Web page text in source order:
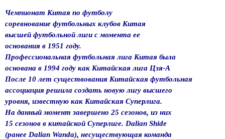
Чемпионат Китая по футболу
соревнование футбольных клубов Китая
высшей футбольной лиги с момента ее
основания в 1951 году.
Профессиональная футбольная лига Китая была
основана в 1994 году как Китайская лига Цзя-А
После 10 лет существования Китайская футбольная
ассоциация решила создать новую лигу высшего
уровня, известную как Китайская Суперлига.
На данный момент завершено 25 сезонов, из них
15 сезонов в китайской Суперлиге. Dalian Shide
(ранее Dalian Wanda), несуществующая команда